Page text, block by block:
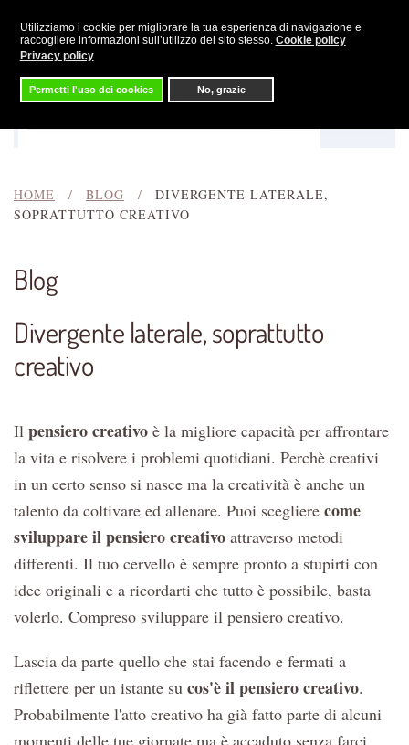
Utilizziamo i cookie per migliorare la tua esperienza di navigazione e
raccogliere informazioni sull’utilizzo del sito stesso. Cookie policy
Privacy policy
Permetti l'uso dei cookies No, grazie
Skip to main content
HOME BLOG
DIVERGENTE LATERALE,
SOPRATTUTTO CREATIVO
Blog
Divergente laterale, soprattutto
creativo
Il pensiero creativo è la migliore capacità per affrontare
la vita e risolvere i problemi quotidiani. Perchè creativi
in un certo senso si nasce ma la creatività è anche un
talento da coltivare ed allenare. Puoi scegliere come
sviluppare il pensiero creativo attraverso metodi
differenti. Il tuo cervello è sempre pronto a stupirti con
idee originali e a ricordarti che tutto è possibile, basta
volerlo. Compreso sviluppare il pensiero creativo.
Lascia da parte quello che stai facendo e fermati a
riflettere per un istante su cos'è il pensiero creativo.
Probabilmente l'atto creativo ha già fatto parte di alcuni
momenti delle tue giornate ma è accaduto senza farci